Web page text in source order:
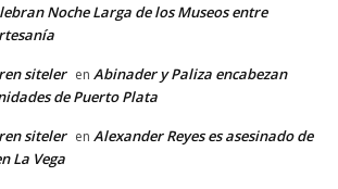
Noche Larga de los Museos entre
siteler en Abinader y Paliza encabezan
de Puerto Plata
siteler en Alexander Reyes es asesinado de
La Vega